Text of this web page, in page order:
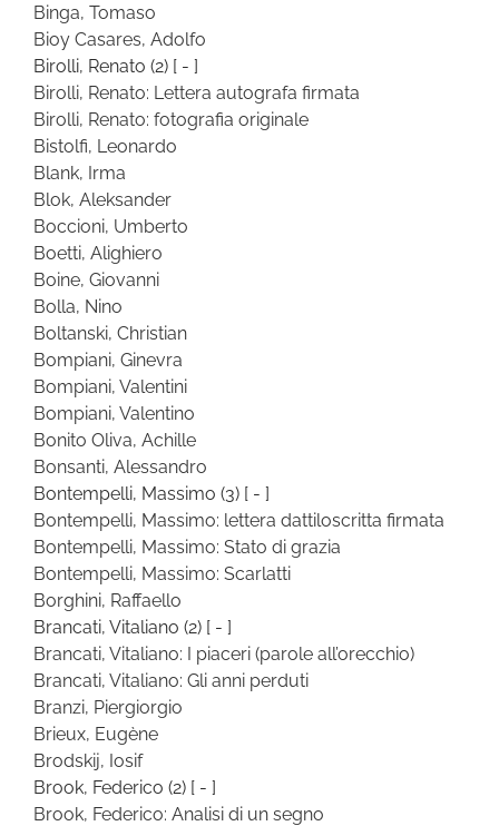
Binga, Tomaso
Bioy Casares, Adolfo
Birolli, Renato (2) [ - ]
Birolli, Renato: Lettera autografa firmata
Birolli, Renato: fotografia originale
Bistolfi, Leonardo
Blank, Irma
Blok, Aleksander
Boccioni, Umberto
Boetti, Alighiero
Boine, Giovanni
Bolla, Nino
Boltanski, Christian
Bompiani, Ginevra
Bompiani, Valentini
Bompiani, Valentino
Bonito Oliva, Achille
Bonsanti, Alessandro
Bontempelli, Massimo (3) [ - ]
Bontempelli, Massimo: lettera dattiloscritta firmata
Bontempelli, Massimo: Stato di grazia
Bontempelli, Massimo: Scarlatti
Borghini, Raffaello
Brancati, Vitaliano (2) [ - ]
Brancati, Vitaliano: I piaceri (parole all’orecchio)
Brancati, Vitaliano: Gli anni perduti
Branzi, Piergiorgio
Brieux, Eugène
Brodskij, Iosif
Brook, Federico (2) [ - ]
Brook, Federico: Analisi di un segno